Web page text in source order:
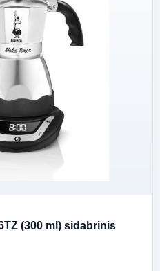
(300 ml) sidabrinis